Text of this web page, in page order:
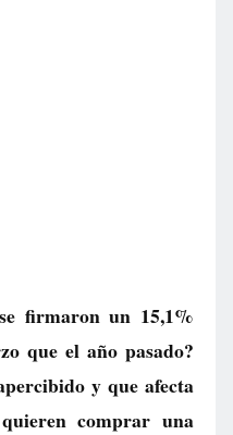
firmaron un 15,1%
que el año pasado?
y que afecta
comprar una